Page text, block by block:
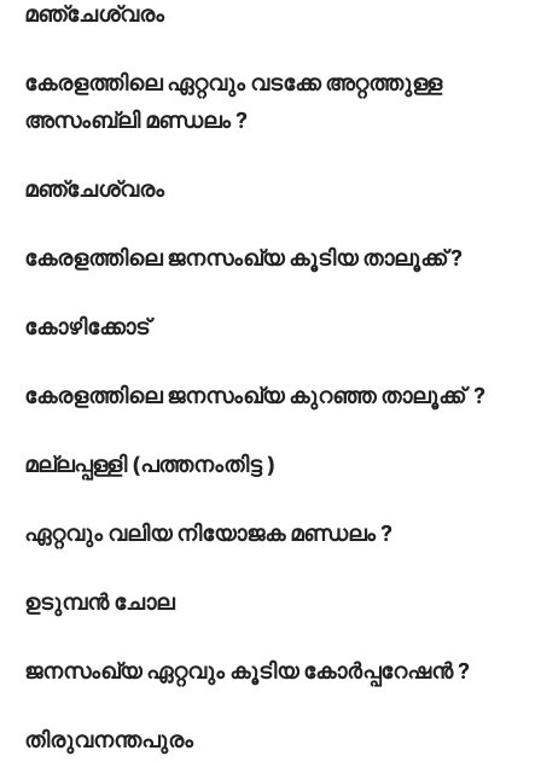
മഞ്ചേശ്വരം
കേരളത്തിലെ ഏറ്റവും വടക്കേ അറ്റത്തുള്ള
അസംബ്ലി മണ്ഡലം ?
മഞ്ചേശ്വരം
കേരളത്തിലെ ജനസംഖ്യ കൂടിയ താലൂക്ക് ?
കോഴിക്കോട്
കേരളത്തിലെ ജനസംഖ്യ കുറഞ്ഞ താലൂക്ക് ?
മല്ലപ്പള്ളി (പത്തനംതിട്ട )
ഏറ്റവും വലിയ നിയോജക മണ്ഡലം ?
ഉടുമ്പൻ ചോല
ജനസംഖ്യ ഏറ്റവും കൂടിയ കോർപ്പറേഷൻ ?
തിരുവനന്തപുരം